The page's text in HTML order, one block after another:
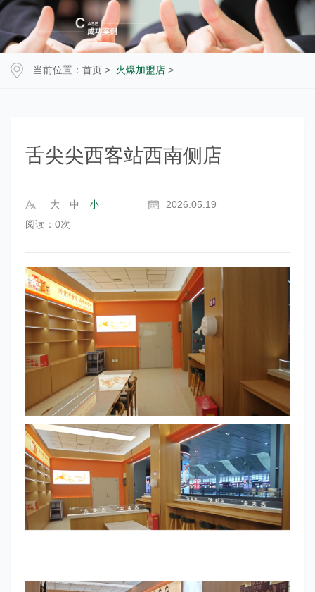
当前位置： 首页 > 火爆加盟店 >
舌尖尖西客站西南侧店
大 中 小
2026.05.19
阅读： 0次